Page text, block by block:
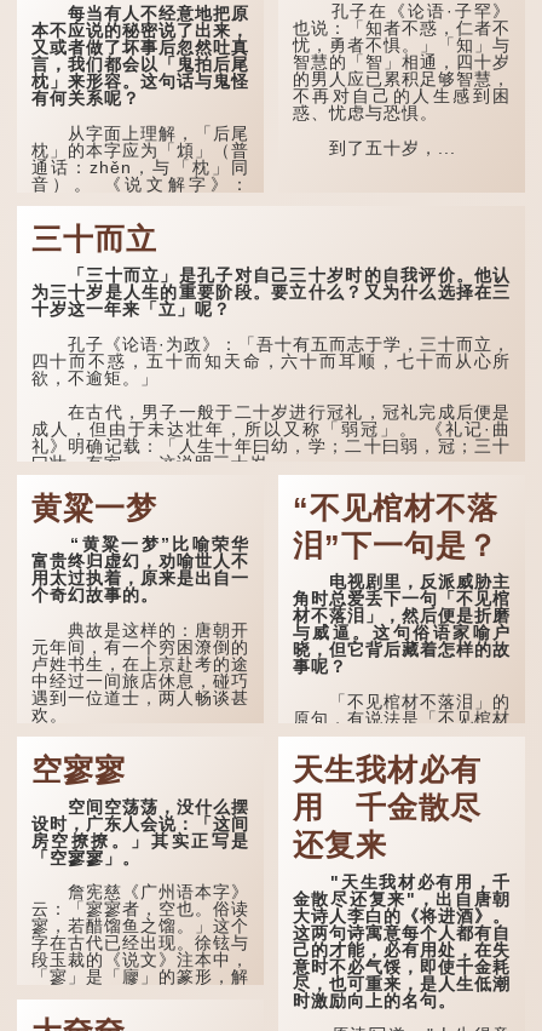
曹操《对酒歌》就曾写
道："耄耋皆得以寿终，恩
泽广及草木昆虫。"
到了一百岁呢？
颐"。 《礼记.曲礼
上》："百年曰期颐。"郑玄
注："期，犹要也；颐，养
也。不知衣服食味，孝子要
尽养...
每当有人不经意地把原
本不应说的秘密说了出来，
又或者做了坏事后忽然吐真
言，我们都会以「鬼拍后尾
枕」来形容。这句话与鬼怪
有何关系呢？
从字面上理解，「后尾
枕」的本字应为「䪴」（普
通话：zhěn，与「枕」同
音）。 《说文解字》：
后部与枕头接触的地方。
民间流传有一种说法，
人会将一些不欲为人所知的
记忆藏于颈后之处。如果忽
然吐真言，就好像被不明东
西（如鬼魂）在后脑拍了一
下，藏在脑中的秘密便脱口
而出。
因此...
孔子在《论语·子罕》
也说：「知者不惑，仁者不
忧，勇者不惧。」「知」与
智慧的「智」相通，四十岁
的男人应已累积足够智慧，
不再对自己的人生感到困
惑、忧虑与恐惧。
到了五十岁，...
三十而立
「三十而立」是孔子对自己三十岁时的自我评价。他认
为三十岁是人生的重要阶段。要立什么？又为什么选择在三
十岁这一年来「立」呢？
孔子《论语·为政》：「吾十有五而志于学，三十而立，
四十而不惑，五十而知天命，六十而耳顺，七十而从心所
欲，不逾矩。」
在古代，男子一般于二十岁进行冠礼，冠礼完成后便是
成人，但由于未达壮年，所以又称「弱冠」。 《礼记·曲
礼》明确记载：「人生十年曰幼，学；二十曰弱，冠；三十
曰壮，有室。」这说明三十岁...
黄粱一梦
“黄粱一梦”比喻荣华
富贵终归虚幻，劝喻世人不
用太过执着，原来是出自一
个奇幻故事的。
典故是这样的：唐朝开
元年间，有一个穷困潦倒的
卢姓书生，在上京赴考的途
中经过一间旅店休息，碰巧
遇到一位道士，两人畅谈甚
欢。
言谈间，卢姓书生感慨
自己虽贵为读书人，但一直
未能考取功名，仍然贫困，
感到十分落泊。于是，道士
拿出一个青瓷枕头，让卢姓
书生睡一睡，便能满足他希
望得到荣华富贵的愿望。
这时，...
“不见棺材不落
泪”下一句是？
电视剧里，反派威胁主
角时总爱丢下一句「不见棺
材不落泪」，然后便是折磨
与威逼。这句俗语家喻户
晓，但它背后藏着怎样的故
事呢？
「不见棺材不落泪」的
原句，有说法是「不见棺材
不下泪」或「不见亲棺不下
泪」，出自明朝兰陵笑笑生
所著的《金瓶梅词话》第九
十八回。原意是指人未亲眼
见到亲人棺木，便不会真正
感到悲伤；后来引申为比喻
人执迷不悟，不到彻底失
败，便不肯罢休。
许多人对这上半句耳熟
能详，但它其实还有下半句
——「不到黄河心不死」...
空寥寥
空间空荡荡，没什么摆
设时，广东人会说：「这间
房空撩撩。」其实正写是
「空寥寥」。
詹宪慈《广州语本字》
云：「寥寥者，空也。俗读
寥，若醋馏鱼之馏。」这个
字在古代已经出现。徐铉与
段玉裁的《说文》注本中，
「寥」是「廫」的篆形，解
天生我材必有
用 千金散尽
还复来
"天生我材必有用，千
金散尽还复来"，出自唐朝
大诗人李白的《将进酒》。
这两句诗寓意每个人都有自
己的才能，必有用处，在失
意时不必气馁，即使千金耗
尽，也可重来，是人生低潮
时激励向上的名句。